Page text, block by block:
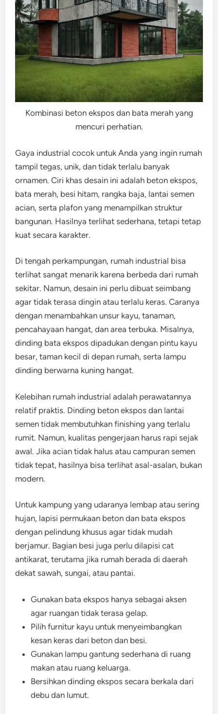
Kombinasi beton ekspos dan bata merah yang
mencuri perhatian.
Gaya industrial cocok untuk Anda yang ingin rumah
tampil tegas, unik, dan tidak terlalu banyak
ornamen. Ciri khas desain ini adalah beton ekspos,
bata merah, besi hitam, rangka baja, lantai semen
acian, serta plafon yang menampilkan struktur
bangunan. Hasilnya terlihat sederhana, tetapi tetap
kuat secara karakter.
Di tengah perkampungan, rumah industrial bisa
terlihat sangat menarik karena berbeda dari rumah
sekitar. Namun, desain ini perlu dibuat seimbang
agar tidak terasa dingin atau terlalu keras. Caranya
dengan menambahkan unsur kayu, tanaman,
pencahayaan hangat, dan area terbuka. Misalnya,
dinding bata ekspos dipadukan dengan pintu kayu
besar, taman kecil di depan rumah, serta lampu
dinding berwarna kuning hangat.
Kelebihan rumah industrial adalah perawatannya
relatif praktis. Dinding beton ekspos dan lantai
semen tidak membutuhkan finishing yang terlalu
rumit. Namun, kualitas pengerjaan harus rapi sejak
awal. Jika acian tidak halus atau campuran semen
tidak tepat, hasilnya bisa terlihat asal-asalan, bukan
modern.
Untuk kampung yang udaranya lembap atau sering
hujan, lapisi permukaan beton dan bata ekspos
dengan pelindung khusus agar tidak mudah
berjamur. Bagian besi juga perlu dilapisi cat
antikarat, terutama jika rumah berada di daerah
dekat sawah, sungai, atau pantai.
Gunakan bata ekspos hanya sebagai aksen
agar ruangan tidak terasa gelap.
Pilih furnitur kayu untuk menyeimbangkan
kesan keras dari beton dan besi.
Gunakan lampu gantung sederhana di ruang
makan atau ruang keluarga.
Bersihkan dinding ekspos secara berkala dari
debu dan lumut.